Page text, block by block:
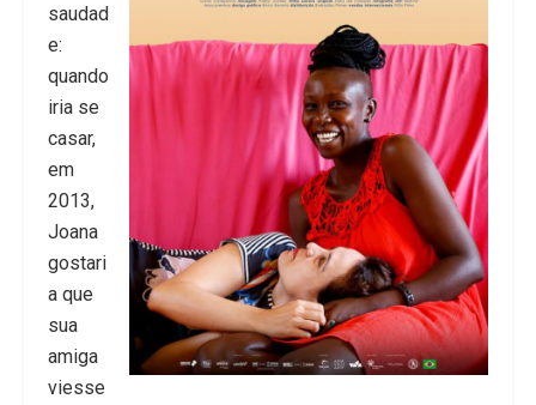
saudad
e:
quando
iria se
casar,
em
2013,
Joana
gostari
a que
sua
amiga
viesse